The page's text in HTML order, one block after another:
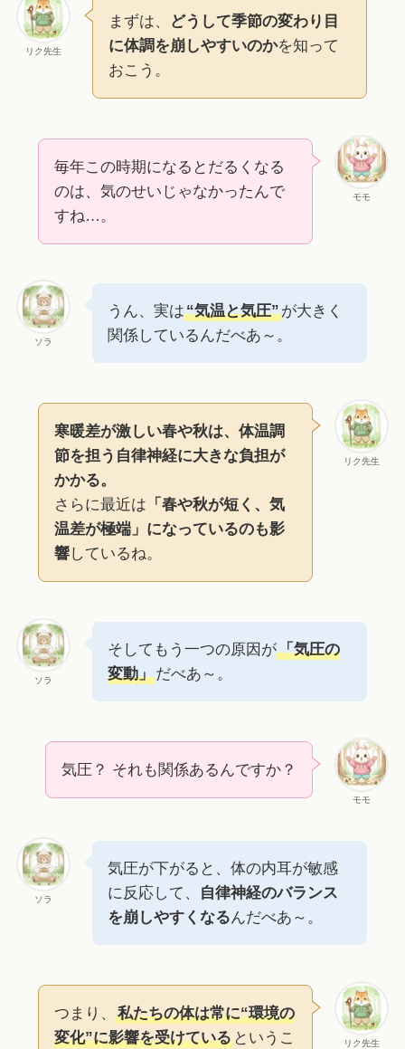
リク先生
まずは、
どうして季節の変わり目
に体調を崩しやすいのかを知って
おこう。
モモ
毎年この時期になるとだるくなる
のは、気のせいじゃなかったんで
すね…。
ソラ
うん、実は“気温と気圧”が大きく
関係しているんだべあ～。
リク先生
寒暖差が激しい春や秋は、体温調
節を担う自律神経に大きな負担が
かかる。
さらに最近は 「春や秋が短く、気
温差が極端」になっているのも影
響しているね。
ソラ
そしてもう一つの原因が「気圧の
変動」だべあ～。
モモ
気圧？ それも関係あるんですか？
ソラ
気圧が下がると、体の内耳が敏感
に反応して、
自律神経のバランス
を崩しやすくなるんだべあ～。
リク先生
つまり、
私たちの体は常に“環境の
変化”に影響を受けているというこ